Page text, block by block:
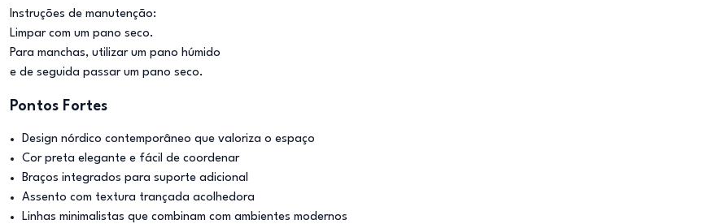
Instruções de manutenção:
Limpar com um pano seco.
Para manchas, utilizar um pano húmido
e de seguida passar um pano seco.
Pontos Fortes
Design nórdico contemporâneo que valoriza o espaço
Cor preta elegante e fácil de coordenar
Braços integrados para suporte adicional
Assento com textura trançada acolhedora
Linhas minimalistas que combinam com ambientes modernos